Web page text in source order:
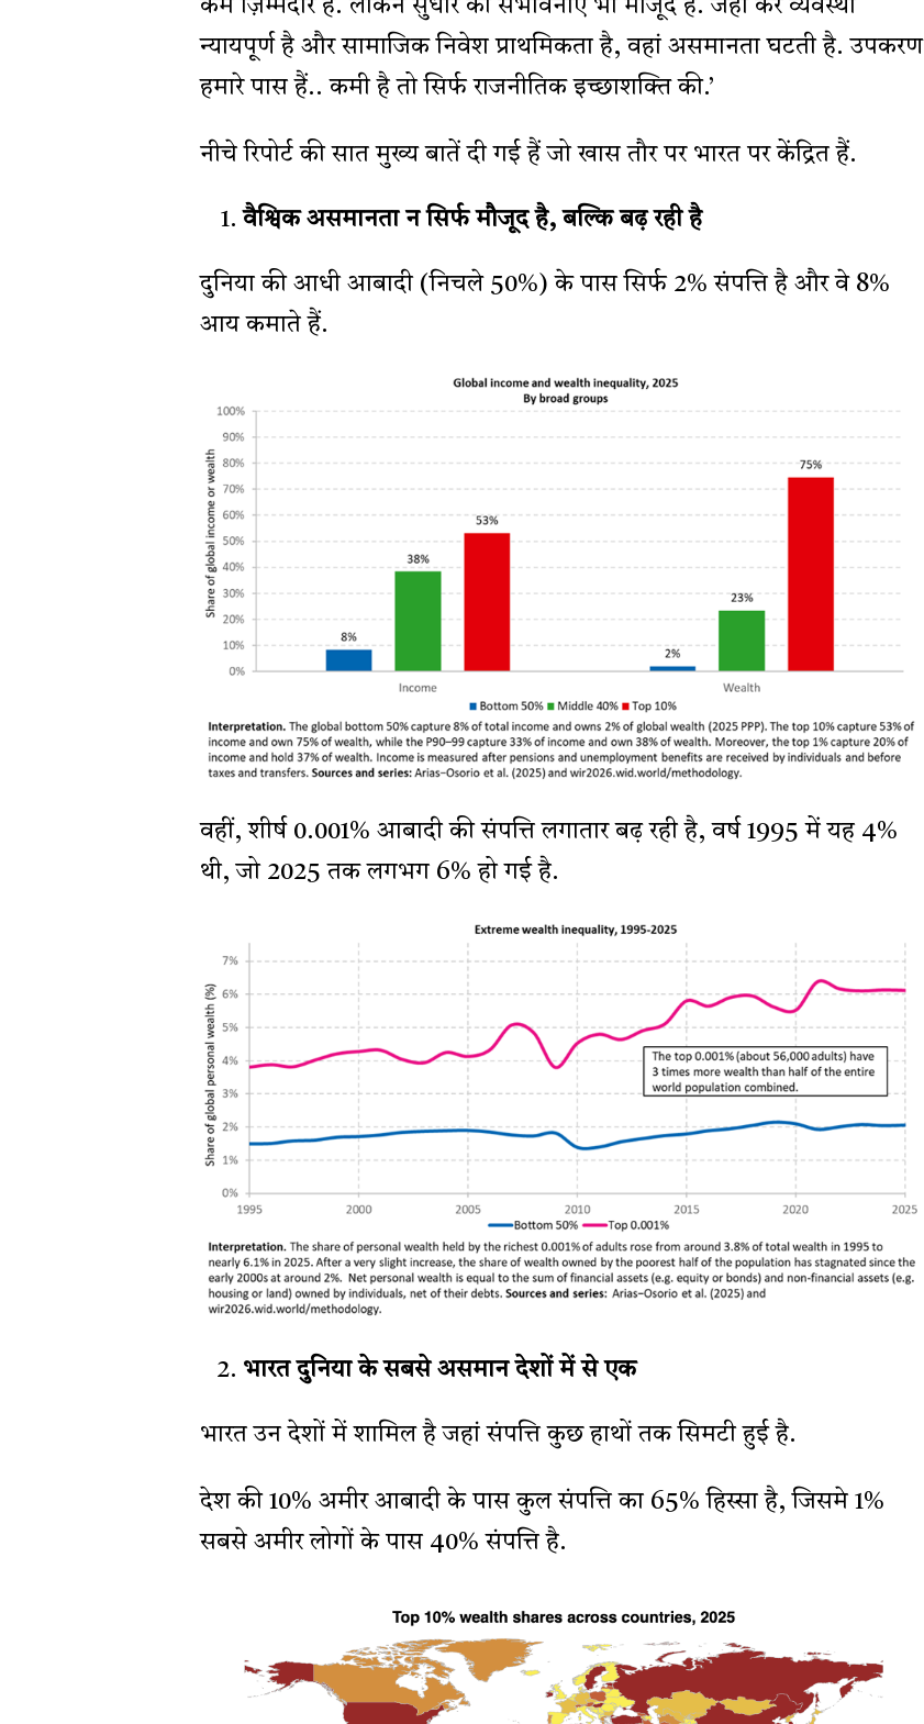
कम ज़िम्मेदार हैं. लेकिन सुधार की संभावनाएं भी मौजूद हैं. जहां कर व्यवस्था
न्यायपूर्ण है और सामाजिक निवेश प्राथमिकता है, वहां असमानता घटती है. उपकरण
हमारे पास हैं.. कमी है तो सिर्फ राजनीतिक इच्छाशक्ति की.’
नीचे रिपोर्ट की सात मुख्य बातें दी गई हैं जो खास तौर पर भारत पर केंद्रित हैं.
वैश्विक असमानता न सिर्फ मौजूद है, बल्कि बढ़ रही है
दुनिया की आधी आबादी (निचले 50%) के पास सिर्फ 2% संपत्ति है और वे 8%
आय कमाते हैं.
वहीं, शीर्ष 0.001% आबादी की संपत्ति लगातार बढ़ रही है, वर्ष 1995 में यह 4%
थी, जो 2025 तक लगभग 6% हो गई है.
भारत दुनिया के सबसे असमान देशों में से एक
भारत उन देशों में शामिल है जहां संपत्ति कुछ हाथों तक सिमटी हुई है.
देश की 10% अमीर आबादी के पास कुल संपत्ति का 65% हिस्सा है, जिसमे 1%
सबसे अमीर लोगों के पास 40% संपत्ति है.